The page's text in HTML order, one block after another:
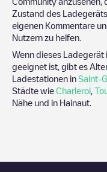
Zustand des
eigenen Kommentare
Nutzern zu helfen.
Wenn dieses Ladegerät
geeignet ist, gibt es
Ladestationen in Saint-
Städte wie Charleroi
Nähe und in Hainaut